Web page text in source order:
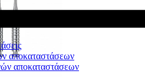
αποκαταστάσεων
αποκαταστάσεων